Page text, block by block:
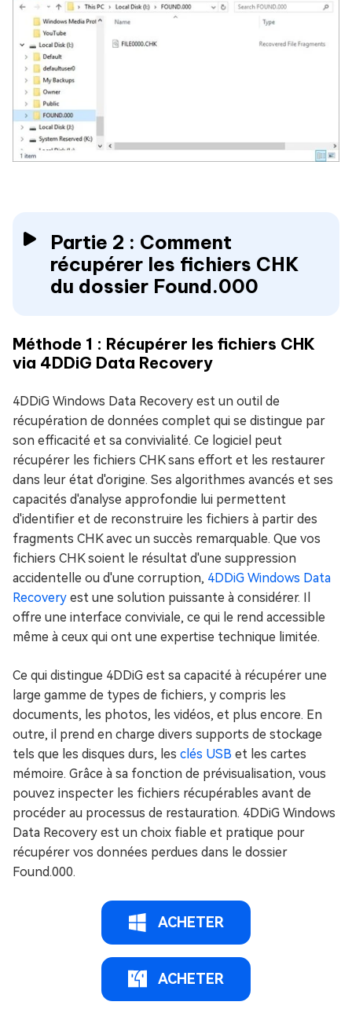
Partie 2 : Comment
récupérer les fichiers CHK
du dossier Found.000
Méthode 1 : Récupérer les fichiers CHK
via 4DDiG Data Recovery
4DDiG Windows Data Recovery est un outil de
récupération de données complet qui se distingue par
son efficacité et sa convivialité. Ce logiciel peut
récupérer les fichiers CHK sans effort et les restaurer
dans leur état d'origine. Ses algorithmes avancés et ses
capacités d'analyse approfondie lui permettent
d'identifier et de reconstruire les fichiers à partir des
fragments CHK avec un succès remarquable. Que vos
fichiers CHK soient le résultat d'une suppression
accidentelle ou d'une corruption, 4DDiG Windows Data
Recovery est une solution puissante à considérer. Il
offre une interface conviviale, ce qui le rend accessible
même à ceux qui ont une expertise technique limitée.
Ce qui distingue 4DDiG est sa capacité à récupérer une
large gamme de types de fichiers, y compris les
documents, les photos, les vidéos, et plus encore. En
outre, il prend en charge divers supports de stockage
tels que les disques durs, les clés USB et les cartes
mémoire. Grâce à sa fonction de prévisualisation, vous
pouvez inspecter les fichiers récupérables avant de
procéder au processus de restauration. 4DDiG Windows
Data Recovery est un choix fiable et pratique pour
récupérer vos données perdues dans le dossier
Found.000.
ACHETER
ACHETER